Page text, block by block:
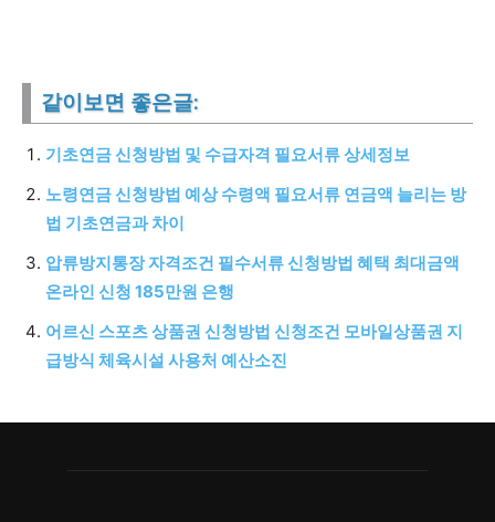
같이보면 좋은글:
기초연금 신청방법 및 수급자격 필요서류 상세정보
노령연금 신청방법 예상 수령액 필요서류 연금액 늘리는 방
법 기초연금과 차이
압류방지통장 자격조건 필수서류 신청방법 혜택 최대금액
온라인 신청 185만원 은행
어르신 스포츠 상품권 신청방법 신청조건 모바일상품권 지
급방식 체육시설 사용처 예산소진